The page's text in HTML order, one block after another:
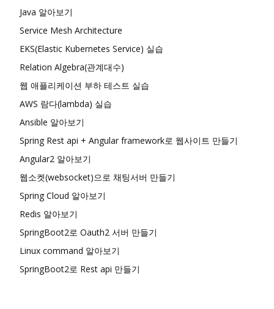
Java 알아보기
Service Mesh Architecture
EKS(Elastic Kubernetes Service) 실습
Relation Algebra(관계대수)
웹 애플리케이션 부하 테스트 실습
AWS 람다(lambda) 실습
Ansible 알아보기
Spring Rest api + Angular framework로 웹사이트 만들기
Angular2 알아보기
웹소켓(websocket)으로 채팅서버 만들기
Spring Cloud 알아보기
Redis 알아보기
SpringBoot2로 Oauth2 서버 만들기
Linux command 알아보기
SpringBoot2로 Rest api 만들기